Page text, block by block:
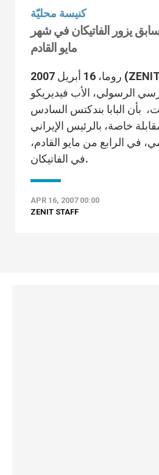
كنيسة محليّة
يزور الفاتيكان في شهر
مايو القادم
روما، 16 أبريل 2007 (ZENIT.org). – أكّد
الرسولي، الأب فيديريكو
بأن البابا بندكتس السادس
خاصة، بالرئيس الإيراني
في الرابع من مايو القادم،
في الفاتيكان.
APR 16, 2007 00:00
ZENIT STAFF